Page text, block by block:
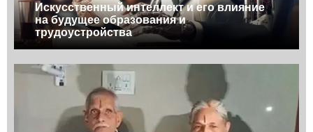
Искусственный интеллект и его влияние
на будущее образования и
трудоустройства